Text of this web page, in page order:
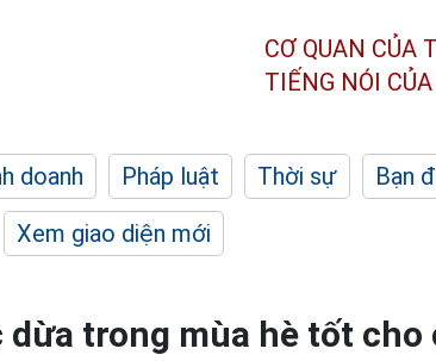
CƠ QUAN CỦA
TIẾNG NÓI
doanh Pháp luật Thời sự Bạn
Xem giao diện mới
trong mùa hè tốt cho